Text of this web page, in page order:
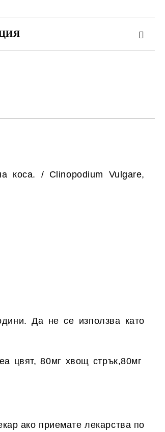
коса. / Clinopodium Vulgare,
Да не се използва като
цвят, 80мг хвощ стрък,80мг
ако приемате лекарства по